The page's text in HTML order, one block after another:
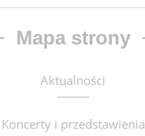
Mapa strony
Aktualności
Koncerty i przedstawienia